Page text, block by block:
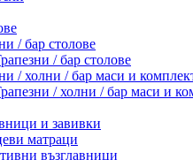
/ бар столове
/ бар столове
/ холни / бар маси и
/ холни / бар маси и
и завивки
матраци
възглавници